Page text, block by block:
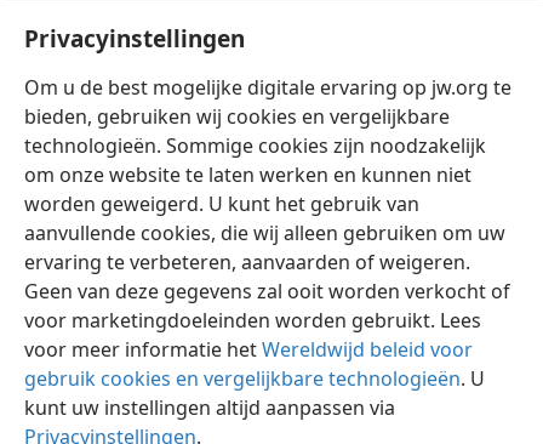
Privacyinstellingen
Om u de best mogelijke digitale ervaring op jw.org te
bieden, gebruiken wij cookies en vergelijkbare
technologieën. Sommige cookies zijn noodzakelijk
om onze website te laten werken en kunnen niet
worden geweigerd. U kunt het gebruik van
aanvullende cookies, die wij alleen gebruiken om uw
ervaring te verbeteren, aanvaarden of weigeren.
Geen van deze gegevens zal ooit worden verkocht of
voor marketingdoeleinden worden gebruikt. Lees
voor meer informatie hetWereldwijd beleid voor
gebruik cookies en vergelijkbare technologieën. U
kunt uw instellingen altijd aanpassen via
Privacyinstellingen.
De Wachttoren,
15/12/1992, blz. 9-10
Nederlands Instellingen
Copyright © 2026 Watch Tower Bible and Tract Society of Pennsylvania
Gebruiksvoorwaarden Privacybeleid
Privacyinstellingen
Inloggen